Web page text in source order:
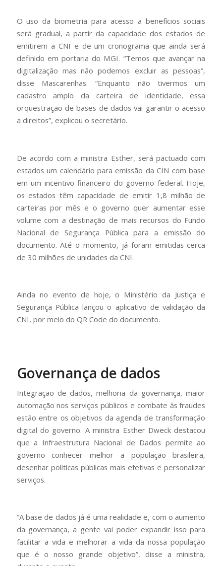
O uso da biometria para acesso a benefícios sociais
será gradual, a partir da capacidade dos estados de
emitirem a CNI e de um cronograma que ainda será
definido em portaria do MGI. “Temos que avançar na
digitalização mas não podemos excluir as pessoas”,
disse Mascarenhas. “Enquanto não tivermos um
cadastro amplo da carteira de identidade, essa
orquestração de bases de dados vai garantir o acesso
a direitos”, explicou o secretário.
De acordo com a ministra Esther, será pactuado com
estados um calendário para emissão da CIN com base
em um incentivo financeiro do governo federal. Hoje,
os estados têm capacidade de emitir 1,8 milhão de
carteiras por mês e o governo quer aumentar esse
volume com a destinação de mais recursos do Fundo
Nacional de Segurança Pública para a emissão do
documento. Até o momento, já foram emitidas cerca
de 30 milhões de unidades da CNI.
Ainda no evento de hoje, o Ministério da Justiça e
Segurança Pública lançou o aplicativo de validação da
CNI, por meio do QR Code do documento.
Governança de dados
Integração de dados, melhoria da governança, maior
automação nos serviços públicos e combate às fraudes
estão entre os objetivos da agenda de transformação
digital do governo. A ministra Esther Dweck destacou
que a Infraestrutura Nacional de Dados permite ao
governo conhecer melhor a população brasileira,
desenhar políticas públicas mais efetivas e personalizar
serviços.
“A base de dados já é uma realidade e, com o aumento
da governança, a gente vai poder expandir isso para
facilitar a vida e melhorar a vida da nossa população
que é o nosso grande objetivo”, disse a ministra,